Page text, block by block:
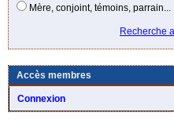
Mère, conjoint, témoins, parrain...
Recherche
Accès membres
Connexion